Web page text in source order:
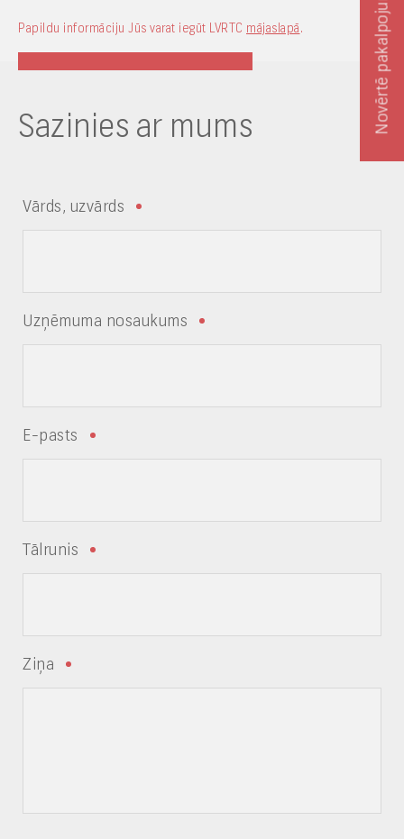
Novērtē pakalpojumu
Papildu informāciju Jūs varat iegūt LVRTC mājaslapā.
Sazinies ar mums
Vārds, uzvārds
Uzņēmuma nosaukums
E-pasts
Tālrunis
Ziņa